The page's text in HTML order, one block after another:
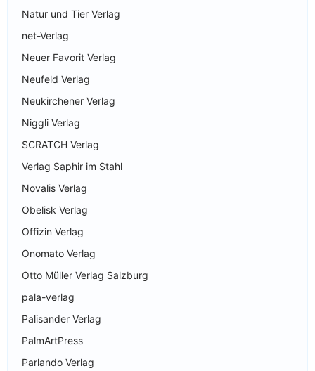
Natur und Tier Verlag
net-Verlag
Neuer Favorit Verlag
Neufeld Verlag
Neukirchener Verlag
Niggli Verlag
SCRATCH Verlag
Verlag Saphir im Stahl
Novalis Verlag
Obelisk Verlag
Offizin Verlag
Onomato Verlag
Otto Müller Verlag Salzburg
pala-verlag
Palisander Verlag
PalmArtPress
Parlando Verlag